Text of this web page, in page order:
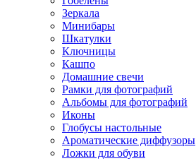
Зеркала
Минибары
Шкатулки
Ключницы
Кашпо
Домашние свечи
Рамки для фотографий
Альбомы для фотографий
Иконы
Глобусы настольные
Ароматические диффузоры
Ложки для обуви